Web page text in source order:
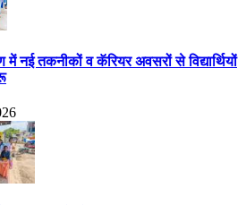
में नई तकनीकों व कॅरियर अवसरों से विद्यार्थियों